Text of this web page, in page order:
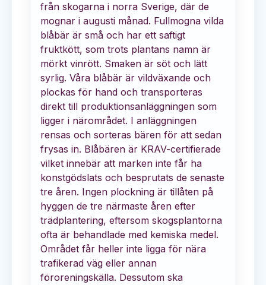
från skogarna i norra Sverige, där de
mognar i augusti månad. Fullmogna vilda
blåbär är små och har ett saftigt
fruktkött, som trots plantans namn är
mörkt vinrött. Smaken är söt och lätt
syrlig. Våra blåbär är vildväxande och
plockas för hand och transporteras
direkt till produktionsanläggningen som
ligger i närområdet. I anläggningen
rensas och sorteras bären för att sedan
frysas in. Blåbären är KRAV-certifierade
vilket innebär att marken inte får ha
konstgödslats och besprutats de senaste
tre åren. Ingen plockning är tillåten på
hyggen de tre närmaste åren efter
trädplantering, eftersom skogsplantorna
ofta är behandlade med kemiska medel.
Området får heller inte ligga för nära
trafikerad väg eller annan
föroreningskälla. Dessutom ska